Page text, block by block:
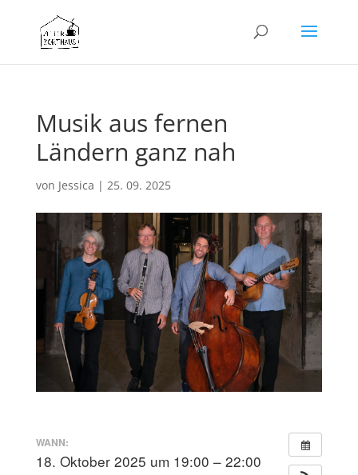
Musik aus fernen
Ländern ganz nah
von Jessica | 25. 09. 2025
WANN:
18. Oktober 2025 um 19:00 – 22:00